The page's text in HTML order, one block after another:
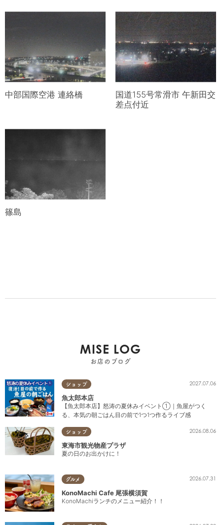
中部国際空港 連絡橋
国道155号常滑市 午新田交
差点付近
篠島
MISE LOG
お店のブログ
ショップ 2027.07.06
魚太郎本店
【魚太郎本店】怒涛の夏休みイベント①｜魚屋がつく
る、本気の朝ごはん目の前で1つ1つ作るライブ感
ショップ 2026.08.06
東海市観光物産プラザ
夏の日のお出かけに！
グルメ 2026.07.31
KonoMachi Cafe 尾張横須賀
KonoMachiランチのメニュー紹介！！